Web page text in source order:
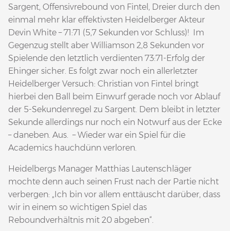
Sargent, Offensivrebound von Fintel, Dreier durch den
einmal mehr klar effektivsten Heidelberger Akteur
Devin White – 71:71 (5,7 Sekunden vor Schluss)! Im
Gegenzug stellt aber Williamson 2,8 Sekunden vor
Spielende den letztlich verdienten 73:71-Erfolg der
Ehinger sicher. Es folgt zwar noch ein allerletzter
Heidelberger Versuch: Christian von Fintel bringt
hierbei den Ball beim Einwurf gerade noch vor Ablauf
der 5-Sekundenregel zu Sargent. Dem bleibt in letzter
Sekunde allerdings nur noch ein Notwurf aus der Ecke
– daneben. Aus. – Wieder war ein Spiel für die
Academics hauchdünn verloren.
Heidelbergs Manager Matthias Lautenschläger
mochte denn auch seinen Frust nach der Partie nicht
verbergen: „Ich bin vor allem enttäuscht darüber, dass
wir in einem so wichtigen Spiel das
Reboundverhältnis mit 20 abgeben“.